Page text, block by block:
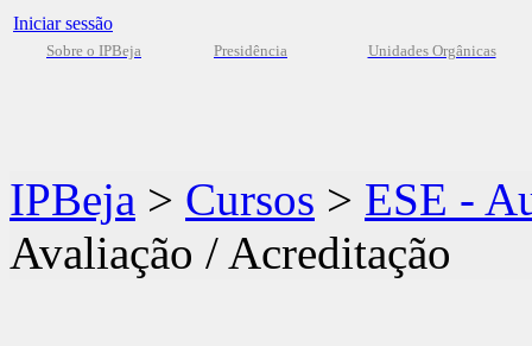
Iniciar sessão
Sobre o IPBeja Presidência Unidades Orgânicas
IPBeja > Cursos > ESE -
Avaliação / Acreditação